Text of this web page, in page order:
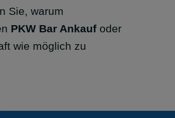
Sie, warum
PKW Bar Ankauf oder
wie möglich zu